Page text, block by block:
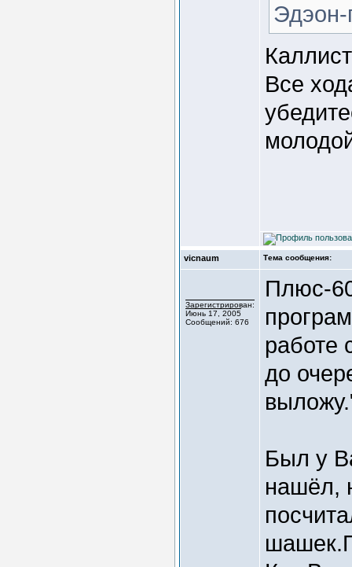
Все
vicnaum Тема сообщения:
Зарегистрирован:
Июнь 17, 2005
Сообщений: 676
Плюс-
работе
до
Был у
нашёл,